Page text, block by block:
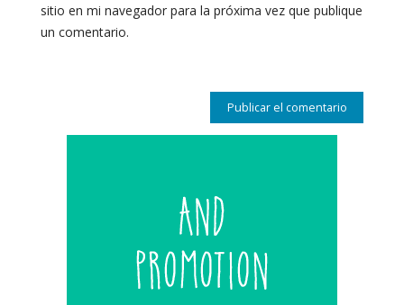
sitio en mi navegador para la próxima vez que publique
un comentario.